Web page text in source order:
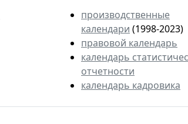
производственные
календари (1998-2023)
правовой календарь
календарь
отчетности
календарь кадровика